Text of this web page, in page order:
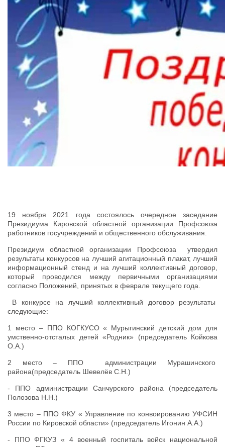
19 ноября 2021 года состоялось очередное заседание
Президиума Кировской областной организации Профсоюза
работников госучреждений и общественного обслуживания.
Президиум областной организации Профсоюза утвердил
результаты конкурсов на лучший агитационный плакат, лучший
информационный стенд и на лучший коллективный договор,
который проводился между первичными организациями
согласно Положений, принятых в феврале текущего года.
В конкурсе на лучший коллективный договор результаты
следующие:
1 место – ППО КОГКУСО « Мурыгинский детский дом для
умственно-отсталых детей «Родник» (председатель Койкова
О.А.)
2 место – ППО администрации Мурашинского
района(председатель Шевелёв С.Н.)
- ППО администрации Санчурского района (председатель
Полозова Н.Н.)
3 место – ППО ФКУ « Управление по конвоированию УФСИН
России по Кировской области» (председатель Игонин А.А.)
- ППО ФГКУЗ « 4 военный госпиталь войск национальной